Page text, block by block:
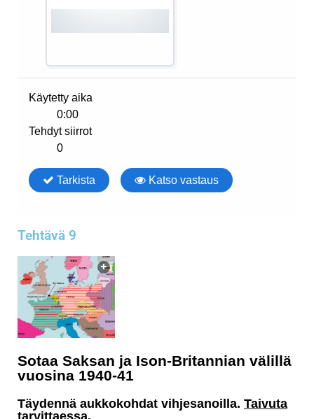
Tehtävä 9